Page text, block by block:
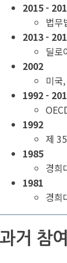
2015 -
법무
2013 -
딜로
2002
미국
1992 -
1992
제
1985
경희
1981
경희
과거 참